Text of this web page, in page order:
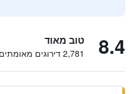
8.4 טוב מאוד
2,781 דירוגים מאומתים